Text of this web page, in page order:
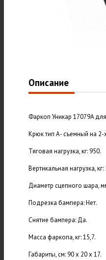
Описание
Фаркоп Уникар 17079A
Крюк тип А- съемный на 2-
Тяговая нагрузка, кг: 950.
Вертикальная нагрузка, кг:
Диаметр сцепного шара,
Подрезка бампера: Нет.
Снятие бампера: Да.
Масса фаркопа, кг: 15,7.
Габариты, см: 90 х 20 х 17.